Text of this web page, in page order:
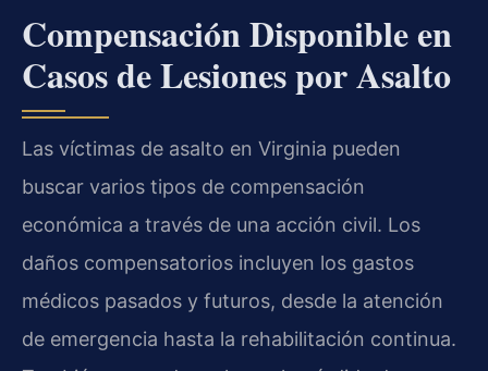
Compensación Disponible en
Casos de Lesiones por Asalto
Las víctimas de asalto en Virginia pueden
buscar varios tipos de compensación
económica a través de una acción civil. Los
daños compensatorios incluyen los gastos
médicos pasados y futuros, desde la atención
de emergencia hasta la rehabilitación continua.